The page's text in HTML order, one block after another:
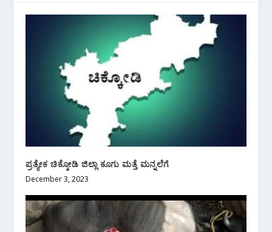
ಪ್ರತ್ಯೇಕ ಚಿಕ್ಕೋಡಿ ಜಿಲ್ಲಾ ಕೂಗು ಮತ್ತೆ ಮನ್ನಲೆಗೆ
December 3, 2023